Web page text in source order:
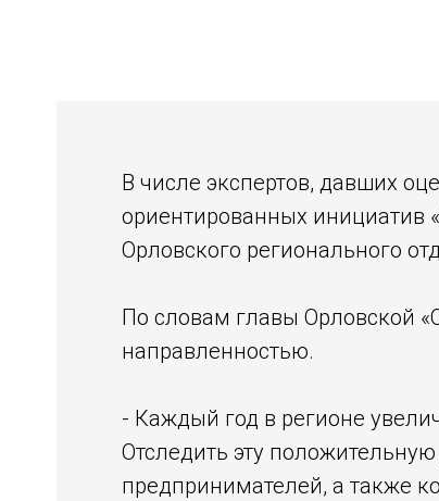
В числе экспертов, давших
ориентированных инициатив
Орловского регионального
По словам главы Орловской
направленностью.
- Каждый год в регионе
Отследить эту
предпринимателей, а также